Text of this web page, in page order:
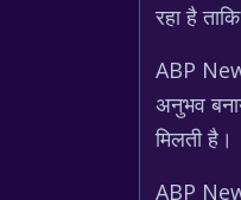
रहा है
ABP
अनुभव
मिलती है।
ABP